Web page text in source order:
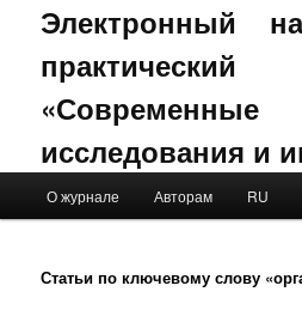
Электронный
исследования и
Skip to primary content
Skip to secondary content
О журнале Авторам RU
Статьи по ключевому слову